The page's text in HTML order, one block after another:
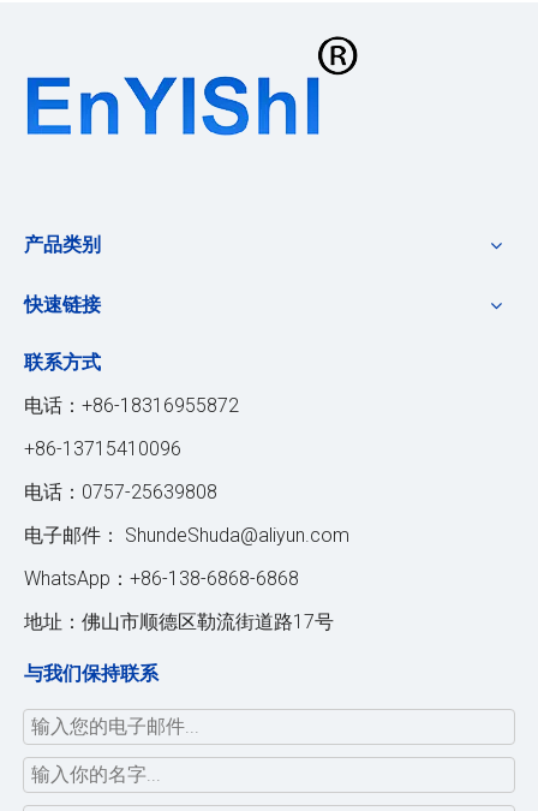
产品类别
快速链接
联系方式
电话：+86-18316955872
+86-13715410096
电话：0757-25639808
电子邮件： ShundeShuda@aliyun.com
WhatsApp：+86-138-6868-6868
地址：佛山市顺德区勒流街道路17号
与我们保持联系